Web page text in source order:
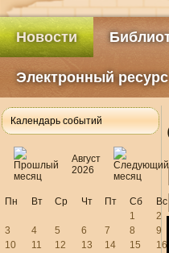
Новости
Электронный
Календарь событий
Август
2026
Пн Вт Ср Чт Пт Сб
Вс
1
2
3
4 5 6 7 8
9
10
11 12 13 14 15
16